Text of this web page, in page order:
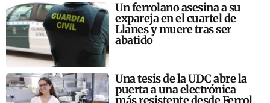
Un ferrolano asesina a su
expareja en el cuartel de
Llanes y muere tras ser
abatido
Una tesis de la UDC abre la
puerta a una electrónica
más resistente desde Ferrol